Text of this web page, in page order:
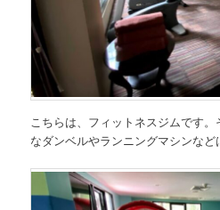
こちらは、フィットネスジムです
なダンベルやランニングマシンなど